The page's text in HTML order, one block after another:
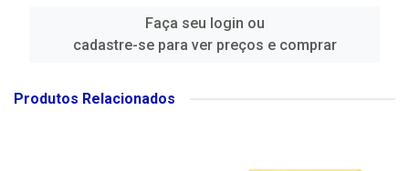
Faça seu login ou
cadastre-se para ver preços e comprar
Produtos Relacionados